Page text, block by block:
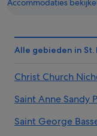
Alle gebieden in St.
Christ Church
Saint Anne Sandy
Saint George